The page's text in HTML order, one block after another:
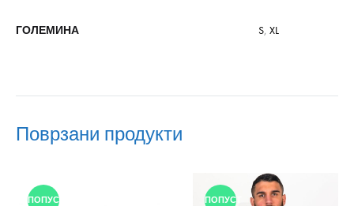
ГОЛЕМИНА S, XL
Поврзани продукти
ПОПУСТ ПОПУСТ